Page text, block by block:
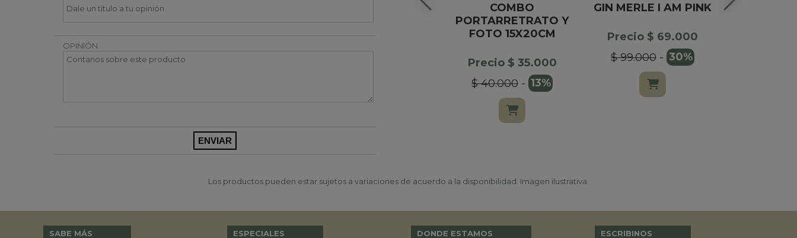
OPINIÓN
COMBO
PORTARRETRATO Y
FOTO 15X20CM
Precio $ 35.000
$ 40.000- 13%
GIN MERLE I AM PINK
Precio $ 69.000
$ 99.000- 30%
Los productos pueden estar sujetos a variaciones de acuerdo a la disponibilidad. Imagen ilustrativa.
SABE MÁS ESPECIALES DONDE ESTAMOS ESCRIBINOS